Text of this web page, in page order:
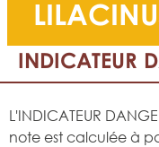
INDICATEUR
L'INDICATEUR
note est calculée à